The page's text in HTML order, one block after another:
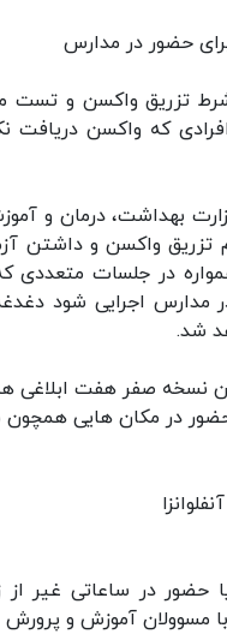
حضور در مدارس
تزریق واکسن و تست
که واکسن دریافت
بهداشت، درمان و
تزریق واکسن و داشتن
در جلسات متعددی
مدارس اجرایی شود
شد.
نسخه صفر هفت
در مکان هایی
در ساعاتی غیر از
با مسوولان آموزش و